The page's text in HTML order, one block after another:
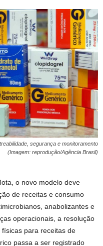
segurança e monitoramento
(Imagem: reprodução/Agência Brasil)
o novo modelo deve
de receitas e consumo
anabolizantes e
operacionais, a resolução
para receitas de
passa a ser registrado